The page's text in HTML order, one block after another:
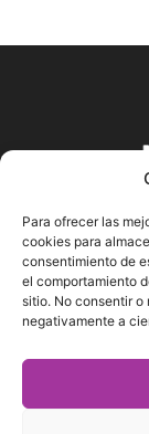
Para ofrecer las
cookies para
consentimiento de
el comportamiento
sitio. No consentir
negativamente a
En
información